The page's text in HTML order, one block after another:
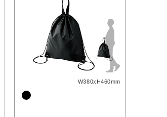
W380xH460mm